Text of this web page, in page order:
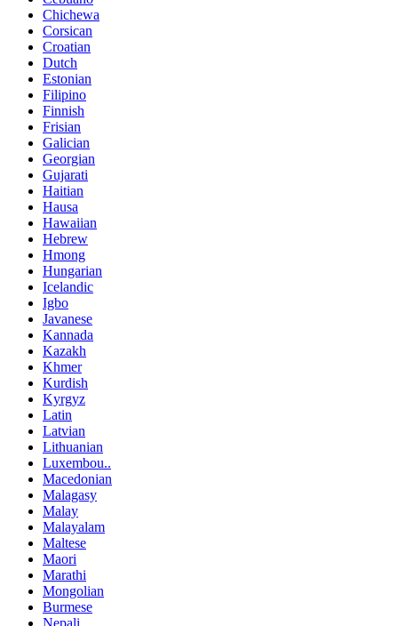
Chichewa
Corsican
Croatian
Dutch
Estonian
Filipino
Finnish
Frisian
Galician
Georgian
Gujarati
Haitian
Hausa
Hawaiian
Hebrew
Hmong
Hungarian
Icelandic
Igbo
Javanese
Kannada
Kazakh
Khmer
Kurdish
Kyrgyz
Latin
Latvian
Lithuanian
Luxembou..
Macedonian
Malagasy
Malay
Malayalam
Maltese
Maori
Marathi
Mongolian
Burmese